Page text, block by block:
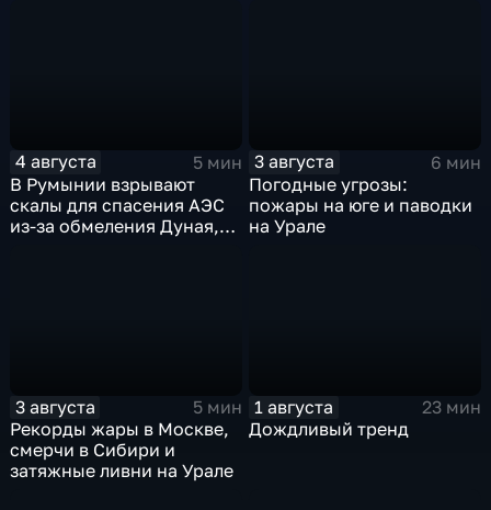
4 августа
5 мин
В Румынии взрывают
скалы для спасения АЭС
из-за обмеления Дуная,
3 августа
6 мин
Погодные угрозы:
пожары на юге и паводки
на Урале
3 августа
5 мин
Рекорды жары в Москве,
смерчи в Сибири и
затяжные ливни на Урале
1 августа
23 мин
Дождливый тренд